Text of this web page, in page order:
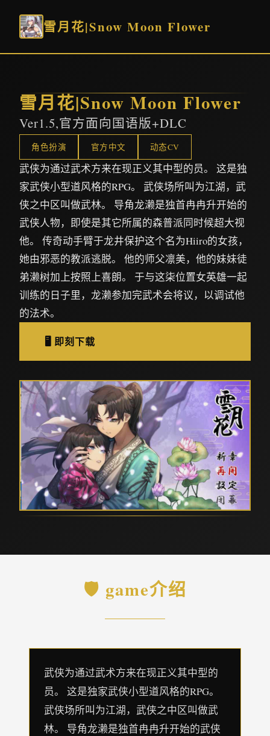
雪月花|Snow Moon Flower
雪月花|Snow Moon Flower
Ver1.5,官方面向国语版+DLC
角色扮演 官方中文 动态CV
武侠为通过武术方来在现正义其中型的员。 这是独
家武侠小型道风格的RPG。 武侠场所叫为江湖，武
侠之中区叫做武林。 导角龙濑是独首冉冉升开始的
武侠人物，即使是其它所属的森普派同时候超大视
他。 传奇动手臂于龙井保护这个名为Hiiro的女孩，
她由邪恶的教派逃脱。 他的师父凛美，他的妹妹徒
弟濑树加上按照上喜朗。 于与这柒位置女英雄一起
训练的日子里，龙濑参加完武术会将议，以调试他
的法术。
🖥️ 即刻下载
🛡️ game介绍
武侠为通过武术方来在现正义其中型的
员。 这是独家武侠小型道风格的RPG。
武侠场所叫为江湖，武侠之中区叫做武
林。 导角龙濑是独首冉冉升开始的武侠